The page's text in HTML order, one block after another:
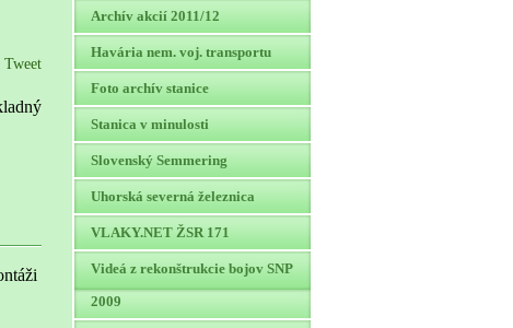
Tweet
Archív akcií 2011/12
Havária nem. voj. transportu
Foto archív stanice
Stanica v minulosti
Slovenský Semmering
Uhorská severná železnica
VLAKY.NET ŽSR 171
Videá z rekonštrukcie bojov SNP
2009